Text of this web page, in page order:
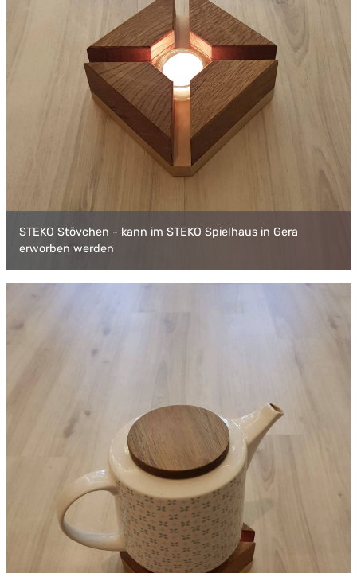
STEKO Stövchen - kann im STEKO Spielhaus in Gera
erworben werden